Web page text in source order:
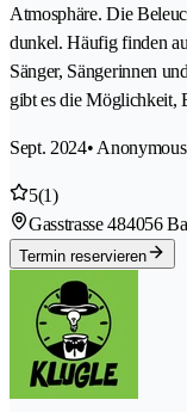
Atmosphäre. Die
dunkel. Häufig finden
Sänger, Sängerinnen
gibt es die Möglichkeit,
Sept. 2024•
5(1)
Gasstrasse 484056
Termin reservieren